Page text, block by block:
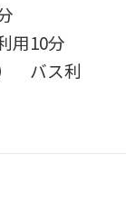
用10分
バス利